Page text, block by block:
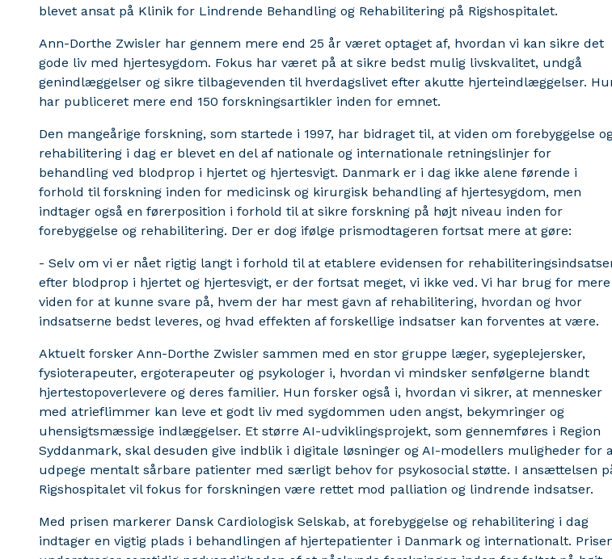
blevet ansat på Klinik for Lindrende Behandling og Rehabilitering på Rigshospitalet.
Ann-Dorthe Zwisler har gennem mere end 25 år været optaget af, hvordan vi kan sikre det
gode liv med hjertesygdom. Fokus har været på at sikre bedst mulig livskvalitet, undgå
genindlæggelser og sikre tilbagevenden til hverdagslivet efter akutte hjerteindlæggelser.
har publiceret mere end 150 forskningsartikler inden for emnet.
Den mangeårige forskning, som startede i 1997, har bidraget til, at viden om forebyggelse
rehabilitering i dag er blevet en del af nationale og internationale retningslinjer for
behandling ved blodprop i hjertet og hjertesvigt. Danmark er i dag ikke alene førende i
forhold til forskning inden for medicinsk og kirurgisk behandling af hjertesygdom, men
indtager også en førerposition i forhold til at sikre forskning på højt niveau inden for
forebyggelse og rehabilitering. Der er dog ifølge prismodtageren fortsat mere at gøre:
- Selv om vi er nået rigtig langt i forhold til at etablere evidensen for
efter blodprop i hjertet og hjertesvigt, er der fortsat meget, vi ikke ved. Vi har brug for mere
viden for at kunne svare på, hvem der har mest gavn af rehabilitering, hvordan og hvor
indsatserne bedst leveres, og hvad effekten af forskellige indsatser kan forventes at være.
Aktuelt forsker Ann-Dorthe Zwisler sammen med en stor gruppe læger, sygeplejersker,
fysioterapeuter, ergoterapeuter og psykologer i, hvordan vi mindsker senfølgerne blandt
hjertestopoverlevere og deres familier. Hun forsker også i, hvordan vi sikrer, at mennesker
med atrieflimmer kan leve et godt liv med sygdommen uden angst, bekymringer og
uhensigtsmæssige indlæggelser. Et større AI-udviklingsprojekt, som gennemføres i Region
Syddanmark, skal desuden give indblik i digitale løsninger og AI-modellers muligheder for
udpege mentalt sårbare patienter med særligt behov for psykosocial støtte. I ansættelsen
Rigshospitalet vil fokus for forskningen være rettet mod palliation og lindrende indsatser.
Med prisen markerer Dansk Cardiologisk Selskab, at forebyggelse og rehabilitering i dag
indtager en vigtig plads i behandlingen af hjertepatienter i Danmark og internationalt.